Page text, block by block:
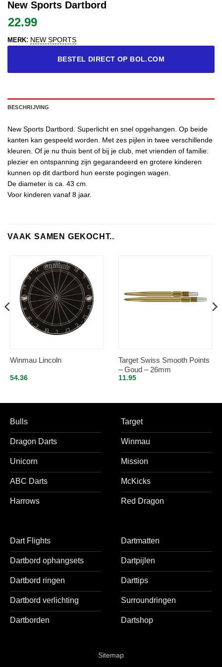
New Sports Dartbord
22.99
MERK: NEW SPORTS
BESTEL DIRECT OP BOL.COM
BESCHRIJVING
New Sports Dartbord. Superlicht en snel opgehangen. Op beide
kanten kan gespeeld worden. Met zes pijlen in twee verschillende
kleuren. Of je nu thuis bent of bij je club, met vrienden of familie:
plezier en ontspanning zijn gegarandeerd en grotere kinderen
kunnen op dit dartbord hun eerste pogingen wagen.
De diameter is ca. 43 cm.
Voor kinderen vanaf 8 jaar.
VAAK SAMEN GEKOCHT..
Winmau Lincoln
54.36
Target Swiss Smooth Points
– Goud – 26mm
11.95
Bulls
Dragon Darts
Unicorn
ABC Darts
Harrows
Target
Winmau
Mission
McKicks
Red Dragon
Dart Flights
Dartbord ophangsets
Dartbord ringen
Dartbord verlichting
Dartborden
Dartmatten
Dartpijlen
Darttips
Surroundringen
Dartshop
Sitemap